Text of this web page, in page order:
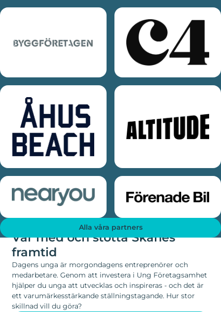
Alla våra partners
DU KAN GÖRA SKILLNAD
Var med och stötta Skånes
framtid
Dagens unga är morgondagens entreprenörer och
medarbetare. Genom att investera i Ung Företagsamhet
hjälper du unga att utvecklas och inspireras - och det är
ett varumärkesstärkande ställningstagande. Hur stor
skillnad vill du göra?